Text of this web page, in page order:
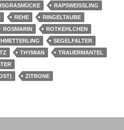
RAPSWEISSLING
REHE
RINGELTAUBE
ROSMARIN
ROTKEHLCHEN
SEGELFALTER
THYMIAN
TRAUERMANTEL
ZITRONE